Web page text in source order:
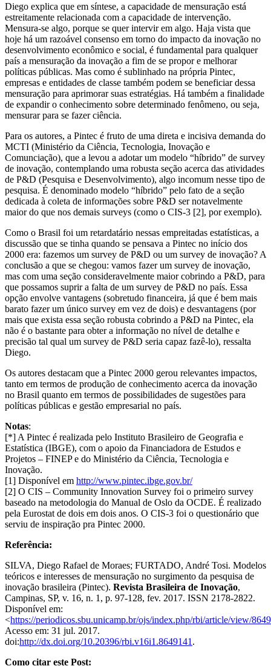
Diego explica que em síntese, a capacidade de mensuração está
estreitamente relacionada com a capacidade de intervenção.
Mensura-se algo, porque se quer intervir em algo. Haja vista que
hoje há um razoável consenso em torno do impacto da inovação no
desenvolvimento econômico e social, é fundamental para qualquer
país a mensuração da inovação a fim de se propor e melhorar
políticas públicas. Mas como é sublinhado na própria Pintec,
empresas e entidades de classe também podem se beneficiar dessa
mensuração para aprimorar suas estratégias. Há também a finalidade
de expandir o conhecimento sobre determinado fenômeno, ou seja,
mensurar para se fazer ciência.
Para os autores, a Pintec é fruto de uma direta e incisiva demanda do
MCTI (Ministério da Ciência, Tecnologia, Inovação e
Comunciação), que a levou a adotar um modelo “híbrido” de survey
de inovação, contemplando uma robusta seção acerca das atividades
de P&D (Pesquisa e Desenvolvimento), algo incomum nesse tipo de
pesquisa. É denominado modelo “híbrido” pelo fato de a seção
dedicada à coleta de informações sobre P&D ser notavelmente
maior do que nos demais surveys (como o CIS-3 [2], por exemplo).
Como o Brasil foi um retardatário nessas empreitadas estatísticas, a
discussão que se tinha quando se pensava a Pintec no início dos
2000 era: fazemos um survey de P&D ou um survey de inovação? A
conclusão a que se chegou: vamos fazer um survey de inovação,
mas com uma seção consideravelmente maior cobrindo a P&D, para
que possamos suprir a falta de um survey de P&D no país. Essa
opção envolve vantagens (sobretudo financeira, já que é bem mais
barato fazer um único survey em vez de dois) e desvantagens (por
mais que exista essa seção robusta cobrindo a P&D na Pintec, ela
não é o bastante para obter a informação no nível de detalhe e
precisão tal qual um survey de P&D seria capaz fazê-lo), ressalta
Diego.
Os autores destacam que a Pintec 2000 gerou relevantes impactos,
tanto em termos de produção de conhecimento acerca da inovação
no Brasil quanto em termos de possibilidades de sugestões para
políticas públicas e gestão empresarial no país.
Notas:
[*] A Pintec é realizada pelo Instituto Brasileiro de Geografia e
Estatística (IBGE), com o apoio da Financiadora de Estudos e
Projetos – FINEP e do Ministério da Ciência, Tecnologia e
Inovação.
[1] Disponível em http://www.pintec.ibge.gov.br/
[2] O CIS – Community Innovation Survey foi o primeiro survey
baseado na metodologia do Manual de Oslo da OCDE. É realizado
pela Eurostat de dois em dois anos. O CIS-3 foi o questionário que
serviu de inspiração pra Pintec 2000.
Referência:
SILVA, Diego Rafael de Moraes; FURTADO, André Tosi. Modelos
teóricos e interesses de mensuração no surgimento da pesquisa de
inovação brasileira (Pintec). Revista Brasileira de Inovação,
Campinas, SP, v. 16, n. 1, p. 97-128, fev. 2017. ISSN 2178-2822.
Disponível em:
<https://periodicos.sbu.unicamp.br/ojs/index.php/rbi/article/view/
Acesso em: 31 jul. 2017.
doi:http://dx.doi.org/10.20396/rbi.v16i1.8649141 .
Como citar este Post: